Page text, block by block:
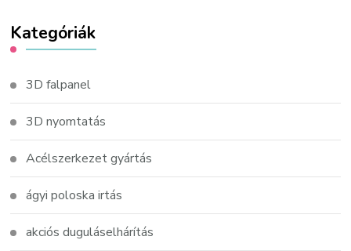
Kategóriák
3D falpanel
3D nyomtatás
Acélszerkezet gyártás
ágyi poloska irtás
akciós duguláselhárítás